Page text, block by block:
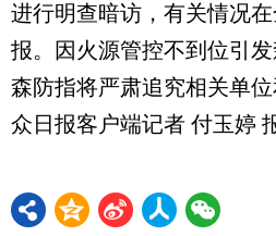
进行明查暗访，有关情况
报。因火源管控不到位引
森防指将严肃追究相关单
众日报客户端记者 付玉婷